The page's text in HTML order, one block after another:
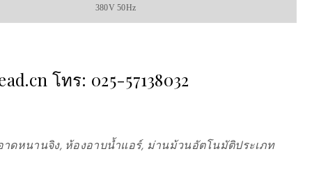
380V 50Hz
โทร: 025-57138032
ดหนานจิง, ห้องอาบน้ำแอร์, ม่านม้วนอัตโนมัติประเภท